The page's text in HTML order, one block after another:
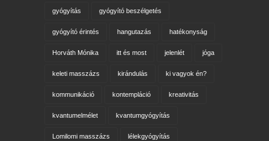
gyógyítás gyógyító beszélgetés
gyógyító érintés hangutazás hatékonyság
Horváth Mónika itt és most jelenlét jóga
keleti masszázs kirándulás ki vagyok én?
kommunikáció kontempláció kreativitás
kvantumelmélet kvantumgyógyítás
Lomilomi masszázs lélekgyógyítás